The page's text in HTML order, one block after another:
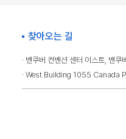
찾아오는 길
· 밴쿠버 컨벤션 센터 이스트, 밴쿠
· West Building 1055 Canada